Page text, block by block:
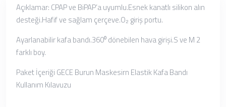
Açıklamar: CPAP ve BiPAP’a uyumlu.Esnek kanatlı silikon alın
desteği.Hafif ve sağlam çerçeve.O₂ giriş portu.
Ayarlanabilir kafa bandı.360⁰ dönebilen hava girişi.S ve M 2
farklı boy.
Paket İçeriği GECE Burun Maskesirn Elastik Kafa Bandı
Kullanım Kılavuzu